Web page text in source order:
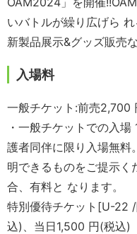
いバトルが繰り広げら
新製品展示&グッズ販売
入場料
一般チケット:前売2,700
・一般チケットでの入
護者同伴に限り入場無料
明できるものをご提示く
合、有料と なります。
特別優待チケット[U-22
込)、当日1,500 円(税込)